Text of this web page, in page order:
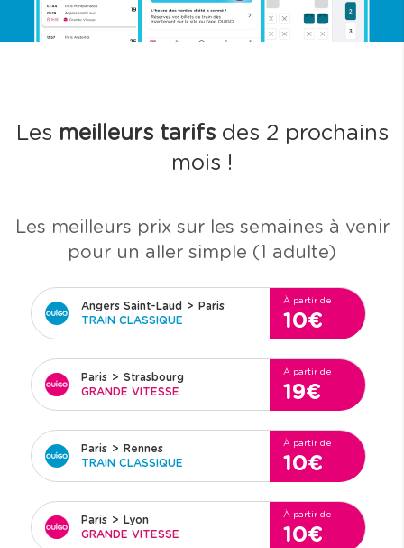
Les meilleurs tarifs des 2 prochains
mois !
Les meilleurs prix sur les semaines à venir
pour un aller simple (1 adulte)
Angers Saint-Laud >
Paris
TRAIN CLASSIQUE
À partir de
10€
Paris > Strasbourg
GRANDE VITESSE
À partir de
19€
Paris >
Rennes
TRAIN CLASSIQUE
À partir de
10€
Paris >
Lyon
GRANDE VITESSE
À partir de
10€